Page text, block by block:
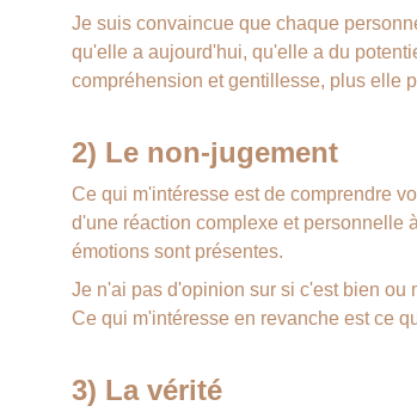
Je suis convaincue que chaque
qu'elle a aujourd'hui, qu'elle a du
compréhension et gentillesse, plus elle
2) Le non-jugement
Ce qui m'intéresse est de comprendre
d'une réaction complexe et personnelle
émotions sont présentes.
Je n'ai pas d'opinion sur si c'est bien ou
Ce qui m'intéresse en revanche est ce
3) La vérité